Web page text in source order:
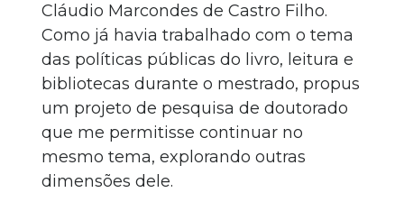
Cláudio Marcondes de Castro Filho.
Como já havia trabalhado com o tema
das políticas públicas do livro, leitura e
bibliotecas durante o mestrado, propus
um projeto de pesquisa de doutorado
que me permitisse continuar no
mesmo tema, explorando outras
dimensões dele.